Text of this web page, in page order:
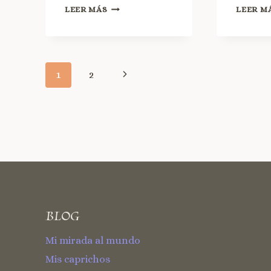
LEER MÁS LEER
1 2
BLOG
Mi mirada al mundo
Mis caprichos